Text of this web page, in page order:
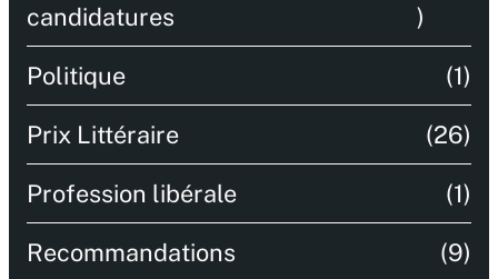
candidatures
)
Politique (1)
Prix Littéraire (26)
Profession libérale (1)
Recommandations (9)